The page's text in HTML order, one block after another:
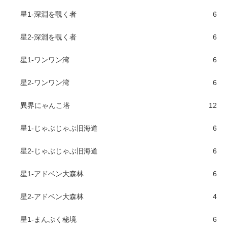
星1-深淵を覗く者 6
星2-深淵を覗く者 6
星1-ワンワン湾 6
星2-ワンワン湾 6
異界にゃんこ塔 12
星1-じゃぶじゃぶ旧海道 6
星2-じゃぶじゃぶ旧海道 6
星1-アドベン大森林 6
星2-アドベン大森林 4
星1-まんぷく秘境 6